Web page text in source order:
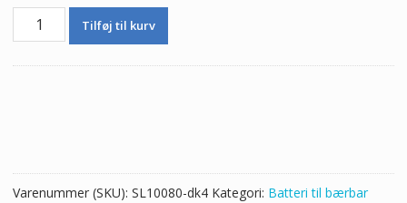
Ægte
Tilføj til kurv
Varenummer (SKU): SL10080-dk4 Kategori: Batteri til bærbar